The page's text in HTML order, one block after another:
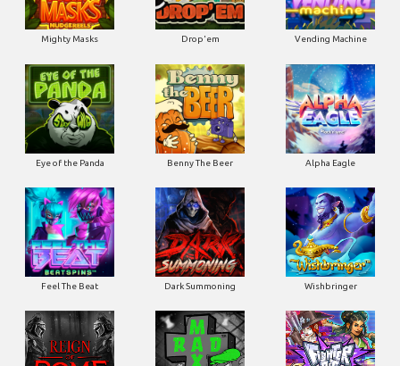
Mighty Masks Drop'em Vending Machine
Eye of the Panda Benny The Beer Alpha Eagle
Feel The Beat Dark Summoning Wishbringer